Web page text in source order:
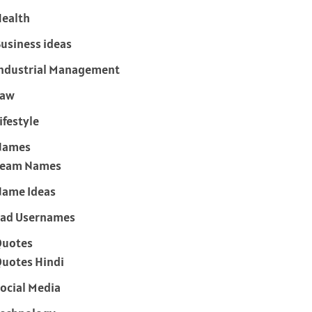
ideas
Management
Names
Ideas
Usernames
Hindi
Media